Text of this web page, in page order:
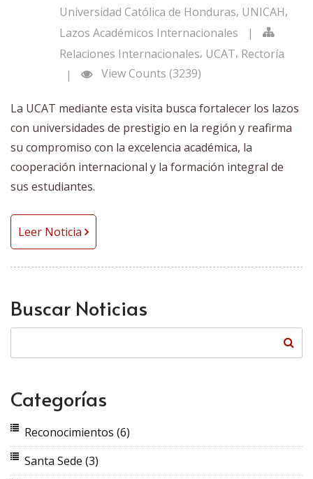
Universidad Católica de Honduras, UNICAH,
Lazos Académicos Internacionales
|
Relaciones Internacionales, UCAT, Rectoría
|
View Counts (3239)
La UCAT mediante esta visita busca fortalecer los lazos
con universidades de prestigio en la región y reafirma
su compromiso con la excelencia académica, la
cooperación internacional y la formación integral de
sus estudiantes.
Leer Noticia
Buscar Noticias
Categorías
Reconocimientos (6)
Santa Sede (3)